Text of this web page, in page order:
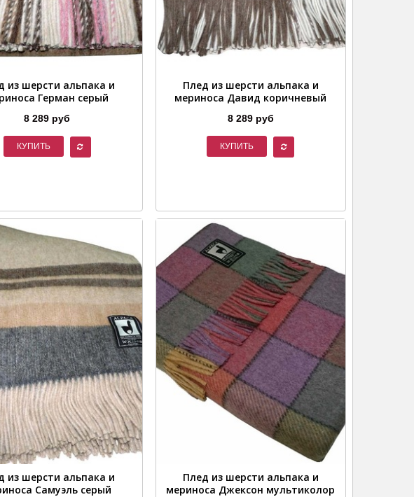
из шерсти альпака и
Герман серый
8 289 руб
КУПИТЬ
Плед из шерсти альпака и
мериноса Давид коричневый
8 289 руб
КУПИТЬ
из шерсти альпака и
Самуэль серый
Плед из шерсти альпака и
мериноса Джексон мультиколор